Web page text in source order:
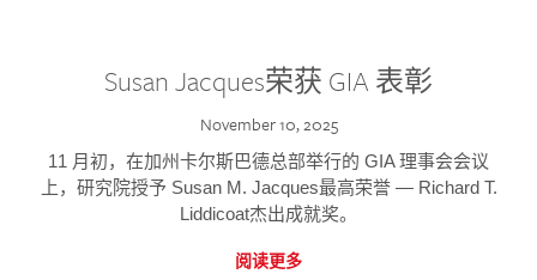
Susan Jacques荣获 GIA 表彰
November 10, 2025
11 月初，在加州卡尔斯巴德总部举行的 GIA 理事会会议
上，研究院授予 Susan M. Jacques最高荣誉 — Richard T.
Liddicoat杰出成就奖。
阅读更多